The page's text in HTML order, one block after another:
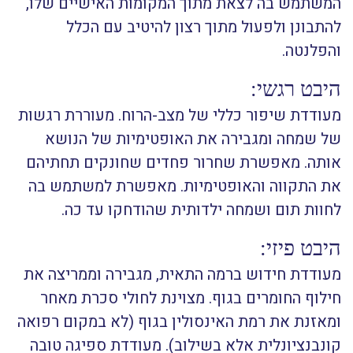
להתבונן ולפעול מתוך רצון להיטיב עם הכלל
והפלנטה.
היבט רגשי:
מעודדת שיפור כללי של מצב-הרוח. מעוררת רגשות
של שמחה ומגבירה את האופטימיות של הנושא
אותה. מאפשרת שחרור פחדים שחונקים תחתיהם
את התקווה והאופטימיות. מאפשרת למשתמש בה
לחוות תום ושמחה ילדותית שהודחקו עד כה.
היבט פיזי:
מעודדת חידוש ברמה התאית, מגבירה וממריצה את
חילוף החומרים בגוף. מצוינת לחולי סכרת מאחר
ומאזנת את רמת האינסולין בגוף (לא במקום רפואה
קונבנציונלית אלא בשילוב). מעודדת ספיגה טובה